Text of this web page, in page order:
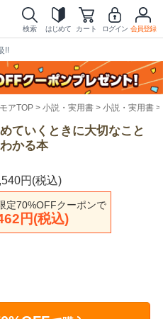
検索 はじめて カート ログイン 会員登録
!!
アTOP 小説・実用書 小説・実用書
ていくときに大切なこと
かる本
円(税込)
定70%OFFクーポンで
円(税込)